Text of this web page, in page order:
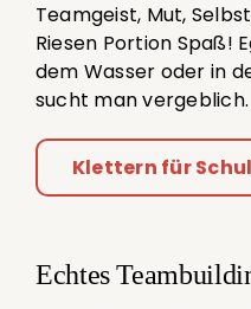
Teamgeist, Mut,
Riesen Portion Spaß!
dem Wasser oder in
sucht man vergeblich.
Klettern für
Echtes